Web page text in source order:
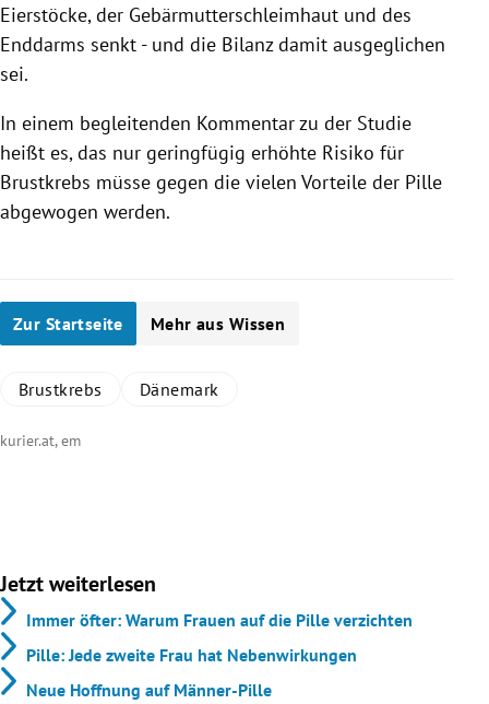
Eierstöcke, der Gebärmutterschleimhaut und des
Enddarms senkt - und die Bilanz damit ausgeglichen
sei.
In einem begleitenden Kommentar zu der Studie
heißt es, das nur geringfügig erhöhte Risiko für
Brustkrebs müsse gegen die vielen Vorteile der Pille
abgewogen werden.
Zur Startseite Mehr aus Wissen
Brustkrebs Dänemark
kurier.at, em
Jetzt weiterlesen
Immer öfter: Warum Frauen auf die Pille verzichten
Pille: Jede zweite Frau hat Nebenwirkungen
Neue Hoffnung auf Männer-Pille